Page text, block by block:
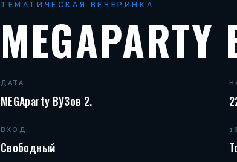
ТЕМАТИЧЕСКАЯ ВЕЧЕРИНКА
ДАТА
MEGAparty ВУЗов 2.
ВХОД
Свободный